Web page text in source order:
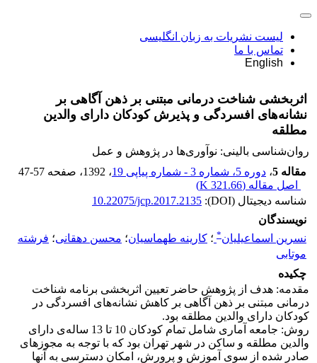
لیست نشریات به زبان انگلیسی
تماس با ما
English
اثربخشی شناخت درمانی مبتنی بر ذهن آگاهی بر
نشانه‌های افسردگی و پذیرش کودکان دارای والدین
مطلقه
روان‌شناسی بالینی: نوآوری‌ها در پژوهش و عمل
مقاله 5
، دوره 5، شماره 3 - شماره پیاپی 19 ، 1392 ، صفحه 47-57
اصل مقاله (321.66 K
)
شناسه دیجیتال (DOI):
10.22075/jcp.2017.2135
نویسندگان
نسرین اسماعیلیان* ؛ کارینه طهماسیان؛ محسن دهقانی؛ فرشته
موتابی
چکیده
مقدمه: هدف از پژوهش حاضر تعیین اثربخشی برنامه شناخت
درمانی مبتنی بر ذهن آگاهی بر کاهش نشانه‌های افسردگی در
کودکان دارای والدین مطلقه بود.
روش: جامعه آماری شامل تمام کودکان 10 تا 13 ساله‌ی دارای
والدین مطلقه و ساکن در شهر تهران بود که با توجه به مجوزهای
صادر شده از سوی آموزش و پرورش، امکان دسترسی به آنها